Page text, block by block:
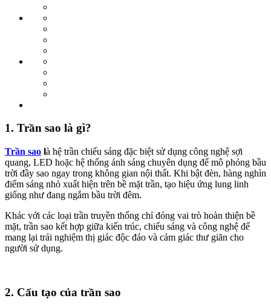
1. Trần sao là gì?
Trần sao là hệ trần chiếu sáng đặc biệt sử dụng công nghệ sợi
quang, LED hoặc hệ thống ánh sáng chuyên dụng để mô phỏng bầu
trời đầy sao ngay trong không gian nội thất. Khi bật đèn, hàng nghìn
điểm sáng nhỏ xuất hiện trên bề mặt trần, tạo hiệu ứng lung linh
giống như đang ngắm bầu trời đêm.
Khác với các loại trần truyền thống chỉ đóng vai trò hoàn thiện bề
mặt, trần sao kết hợp giữa kiến trúc, chiếu sáng và công nghệ để
mang lại trải nghiệm thị giác độc đáo và cảm giác thư giãn cho
người sử dụng.
2. Cấu tạo của trần sao